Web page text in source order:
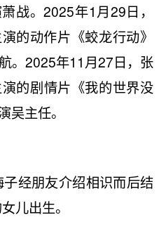
战。2025年1月29日，
的动作片《蛟龙行动》
。2025年11⽉27⽇，张
演的剧情片《我的世界没
吴主任。
经朋友介绍相识而后结
儿出生。